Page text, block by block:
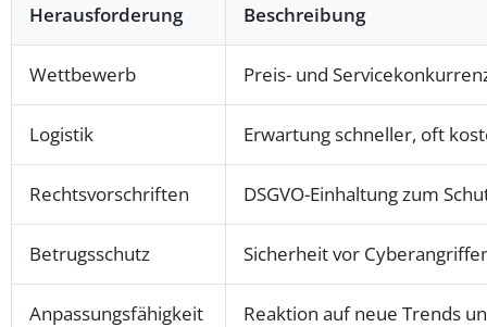
Herausforderung Beschreibung
Wettbewerb Preis- und
Logistik Erwartung schneller, oft
Rechtsvorschriften DSGVO-Einhaltung zum
Betrugsschutz Sicherheit vor
Anpassungsfähigkeit Reaktion auf neue Trends